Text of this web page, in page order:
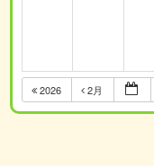
2026 2月